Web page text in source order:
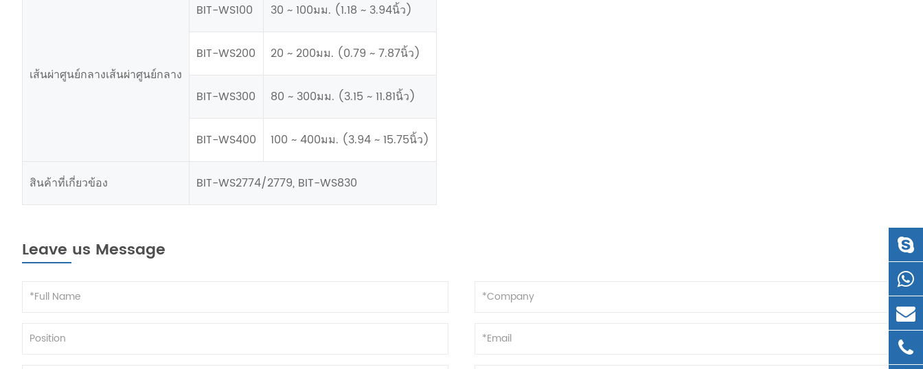
เส้นผ่าศูนย์กลางเส้นผ่าศูนย์กลาง
BIT-WS100 30 ~ 100มม. (1.18 ~ 3.94นิ้ว)
BIT-WS200 20 ~ 200มม. (0.79 ~ 7.87นิ้ว)
BIT-WS300 80 ~ 300มม. (3.15 ~ 11.81นิ้ว)
BIT-WS400 100 ~ 400มม. (3.94 ~ 15.75นิ้ว)
สินค้าที่เกี่ยวข้อง BIT-WS2774/2779, BIT-WS830
Leave us Message